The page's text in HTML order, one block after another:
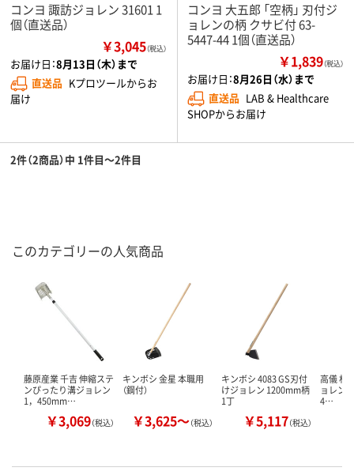
コンヨ 諏訪ジョレン 31601 1
個（直送品）
￥3,045（税込）
お届け日：8月13日（木）まで
直送品 Kプロツールからお
届け
コンヨ 大五郎 「空柄」 刃付ジ
ョレンの柄 クサビ付 63-
5447-44 1個（直送品）
￥1,839（税込）
お届け日：8月26日（水）まで
直送品 LAB & Healthcare
SHOPからお届け
2件（2商品）中 1件目～2件目
このカテゴリーの人気商品
藤原産業 千吉 伸縮ステ
ンぴったり溝ジョレン
1，450mm…
￥3,069（税込）
キンボシ 金星 本職用
（鋼付）
￥3,625～（税込）
キンボシ 4083 GS刃付
けジョレン 1200mm柄
1丁
￥5,117（税込）
高儀 村
ョレン
4…